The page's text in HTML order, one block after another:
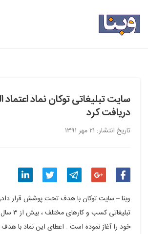
سایت تبلیغاتی توکان نماد اعتماد
دریافت کرد
تاریخ انتشار: ۲۱ مهر ۱۳۹۱
گذاری
در
گذاری
در
گذاری
در
گذاری
در
گذاری
در
وبنا – سایت توکان با هدف تحت پوشش قرار
خود را آغاز نموده است . اعطای این نماد با هدف